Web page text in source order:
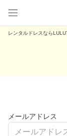
レンタルドレスなら
メールアドレス